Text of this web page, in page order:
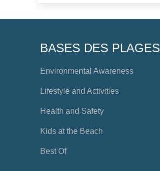
BASES DES PLAGES
Environmental Awareness
Lifestyle and Activities
Health and Safety
Kids at the Beach
Best Of